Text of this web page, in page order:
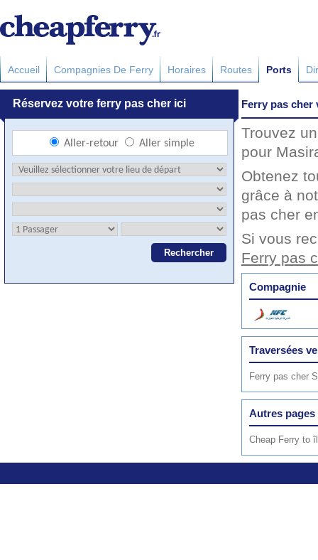
Accueil Compagnies De Ferry Horaires Routes Ports
Ferry pas cher
Trouvez
pour
Obtenez
grâce à
pas cher
Si vous
Ferry pas
Compagnie
Traversées
Ferry pas cher
Autres pages
Cheap Ferry to